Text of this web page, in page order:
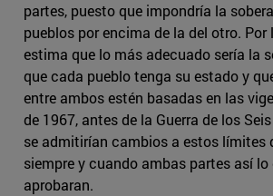
partes, puesto que impondría la
pueblos por encima de la del otro.
estima que lo más adecuado sería la
que cada pueblo tenga su estado y
entre ambos estén basadas en las
de 1967, antes de la Guerra de los
se admitirían cambios a estos límites
siempre y cuando ambas partes así lo
aprobaran.